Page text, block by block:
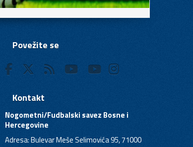
Povežite se
Kontakt
Nogometni/Fudbalski savez Bosne i
Hercegovine
Adresa: Bulevar Meše Selimovića 95, 71000